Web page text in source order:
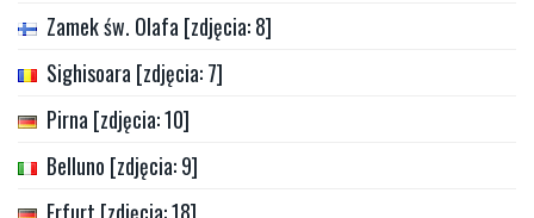
Zamek św. Olafa [zdjęcia: 8]
Sighisoara [zdjęcia: 7]
Pirna [zdjęcia: 10]
Belluno [zdjęcia: 9]
Erfurt [zdjęcia: 18]